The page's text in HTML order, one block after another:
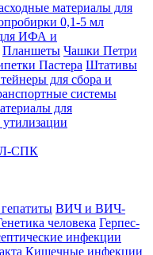
материалы для
0,1-5 мл
ИФА и
Планшеты Чашки Петри
Пастера Штативы
для сбора и
системы
для
СПК
ВИЧ и ВИЧ-
человека Герпес-
инфекции
Кишечные инфекции